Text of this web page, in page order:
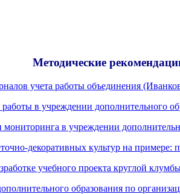
Методические
учета работы объединения
в учреждении дополнительного
в учреждении
декоративных культур на
учебного проекта круглой
образования по